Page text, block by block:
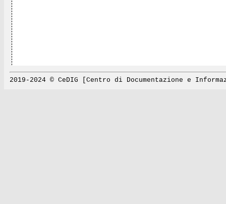
2019-2024 © CeDIG [Centro di Documentazione e